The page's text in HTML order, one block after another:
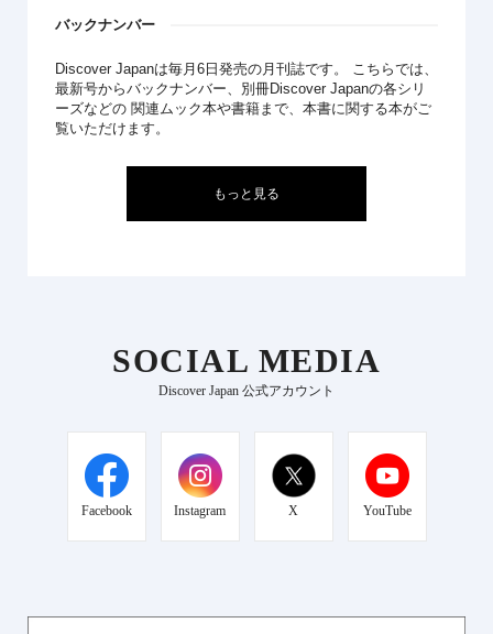
バックナンバー
Discover Japanは毎月6日発売の月刊誌です。 こちらでは、
最新号からバックナンバー、別冊Discover Japanの各シリ
ーズなどの 関連ムック本や書籍まで、本書に関する本がご
覧いただけます。
もっと見る
SOCIAL MEDIA
Discover Japan 公式アカウント
Facebook Instagram X YouTube